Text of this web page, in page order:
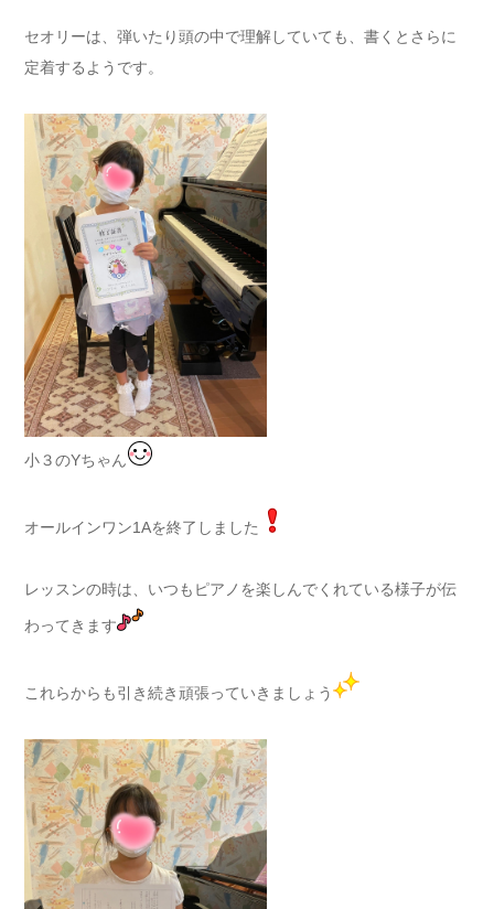
セオリーは、弾いたり頭の中で理解していても、書くとさらに
定着するようです。
小３のYちゃん
オールインワン1Aを終了しました
レッスンの時は、いつもピアノを楽しんでくれている様子が伝
わってきます
これらからも引き続き頑張っていきましょう